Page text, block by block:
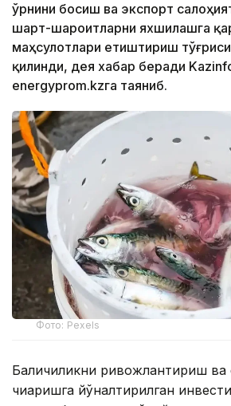
ўрнини босиш ва экспорт
шарт-шароитларни яхшилашга
маҳсулотлари етиштириш
қилинди, дея хабар беради
energyprom.kzга таяниб.
Фото: Pexels
Балиқчиликни ривожлантириш ва
чиқаришга йўналтирилган